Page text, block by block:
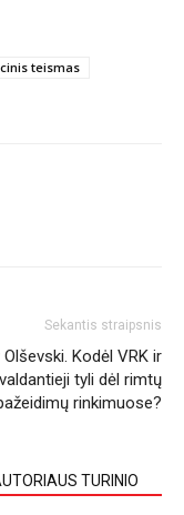
teismas
Sekantis straipsnis
Kodėl VRK ir
valdantieji tyli dėl rimtų
rinkimuose?
TURINIO